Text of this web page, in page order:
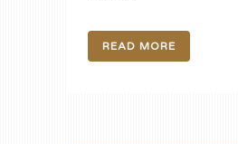
READ MORE